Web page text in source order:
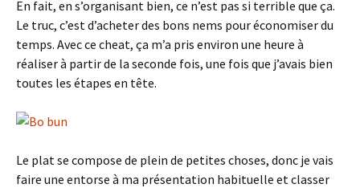
En fait, en s’organisant bien, ce n’est pas si terrible que ça.
Le truc, c’est d’acheter des bons nems pour économiser du
temps. Avec ce cheat, ça m’a pris environ une heure à
réaliser à partir de la seconde fois, une fois que j’avais bien
toutes les étapes en tête.
Le plat se compose de plein de petites choses, donc je vais
faire une entorse à ma présentation habituelle et classer